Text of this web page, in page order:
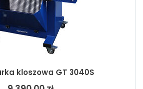
kloszowa GT 3040S